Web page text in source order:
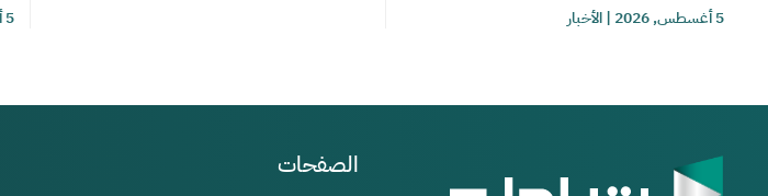
5 أغسطس, 2026 |الأخبار 5 أغسطس, 2026
الصفحات